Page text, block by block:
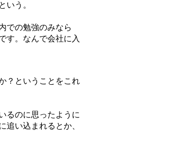
いう。
での勉強のみなら
す。なんで会社に入
？ということをこれ
るのに思ったように
追い込まれるとか、